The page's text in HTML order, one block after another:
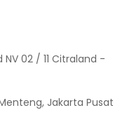
02 / 11 Citraland -
Jakarta Pusat